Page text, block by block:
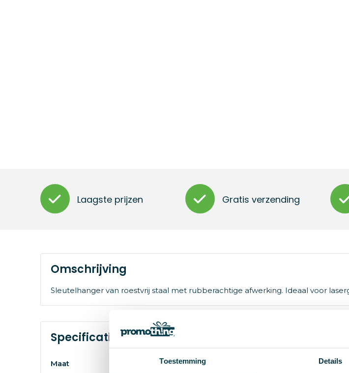
Toestemming Details
Laagste prijzen Gratis verzending
Omschrijving
Sleutelhanger van roestvrij staal met rubberachtige afwerking. Ideaal voor
Specificaties
Maat